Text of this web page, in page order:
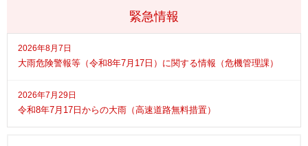
緊急情報
2026年8月7日
大雨危険警報等（令和8年7月17日）に関する情報（危機管理課）
2026年7月29日
令和8年7月17日からの大雨（高速道路無料措置）